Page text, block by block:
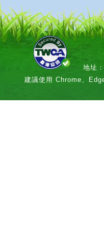
地址
建議使用 Chrome、